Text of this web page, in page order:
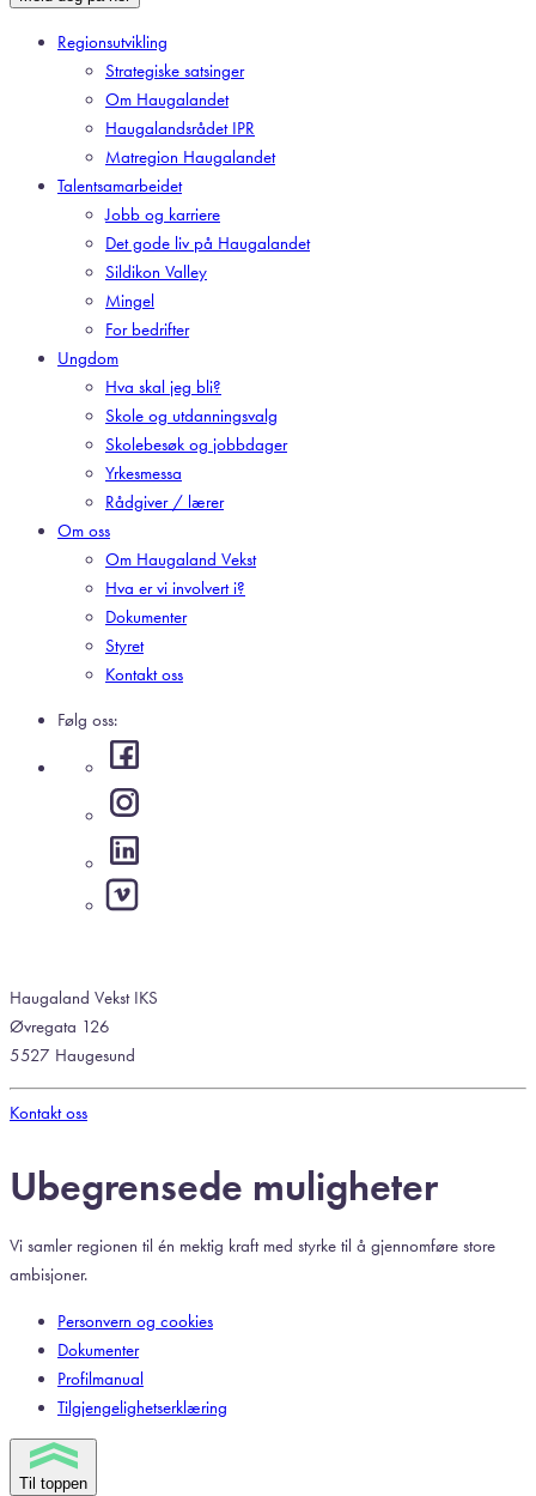
Regionsutvikling
Strategiske satsinger
Om Haugalandet
Haugalandsrådet IPR
Matregion Haugalandet
Talentsamarbeidet
Jobb og karriere
Det gode liv på Haugalandet
Sildikon Valley
Mingel
For bedrifter
Ungdom
Hva skal jeg bli?
Skole og utdanningsvalg
Skolebesøk og jobbdager
Yrkesmessa
Rådgiver / lærer
Om oss
Om Haugaland Vekst
Hva er vi involvert i?
Dokumenter
Styret
Kontakt oss
Følg oss:
Haugaland Vekst IKS
Øvregata 126
5527 Haugesund
Kontakt oss
Ubegrensede muligheter
Vi samler regionen til én mektig kraft med styrke til å gjennomføre store
ambisjoner.
Personvern og cookies
Dokumenter
Profilmanual
Tilgjengelighetserklæring
Til toppen